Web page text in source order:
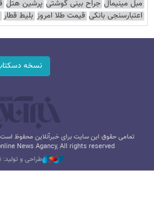
مبل مینیمال جراح بینی گوشتی پرشین هتل
اعتبارسنجی بانکی قیمت طلا امروز بلیط قطار
نسخه
تمامی حقوق این سایت برای خبرآنلاین محفوظ
News Agancy, All rights reserved
طراحی و تولید: